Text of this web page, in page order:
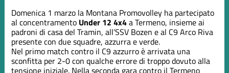
Domenica 1 marzo la Montana Promovolley ha partecipato
al concentramento Under 12 4x4a Termeno, insieme ai
padroni di casa del Tramin, all’SSV Bozen e al C9 Arco Riva
presente con due squadre, azzurra e verde.
Nel primo match contro il C9 azzurro è arrivata una
sconfitta per 2-0 con qualche errore di troppo dovuto alla
tensione iniziale. Nella seconda gara contro il Termeno